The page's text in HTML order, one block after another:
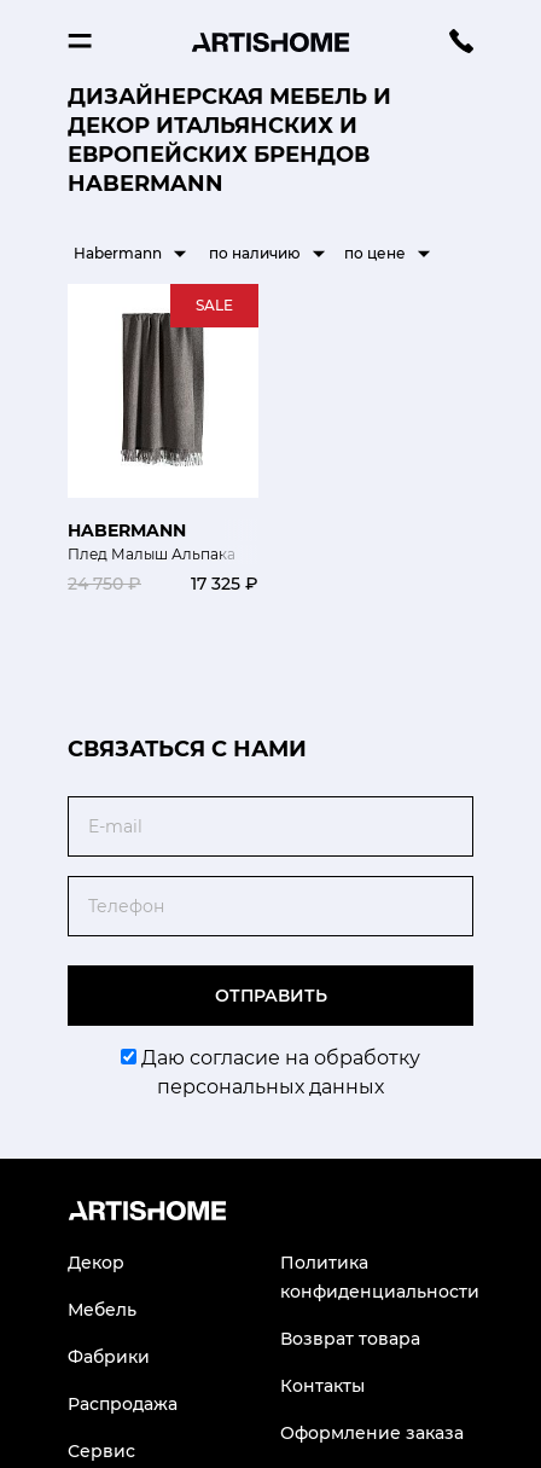
ДИЗАЙНЕРСКАЯ МЕБЕЛЬ И
ДЕКОР ИТАЛЬЯНСКИХ И
ЕВРОПЕЙСКИХ БРЕНДОВ
HABERMANN
Habermann по наличию по цене
SALE
HABERMANN
Плед Малыш Альпака
24 750 ₽ 17 325 ₽
CВЯЗАТЬСЯ С НАМИ
ОТПРАВИТЬ
Даю согласие на обработку
персональных данных
Декор
Мебель
Фабрики
Распродажа
Сервис
Политика
конфиденциальности
Возврат товара
Контакты
Оформление заказа